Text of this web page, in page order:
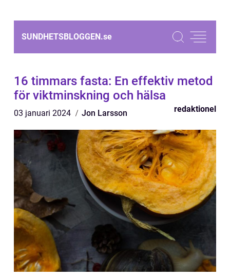
SUNDHETSBLOGGEN.se
16 timmars fasta: En effektiv metod
för viktminskning och hälsa
03 januari 2024 Jon Larsson redaktionel